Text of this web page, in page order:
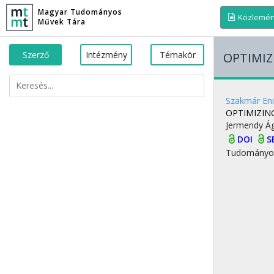
Magyar Tudományos
Művek Tára
Szerző Intézmény Témakör
Szakmár
Jermendy
DOI